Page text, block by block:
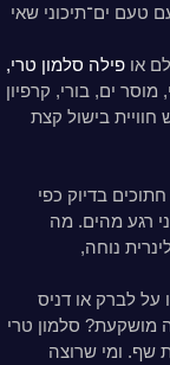
טעם ים־תיכוני שאי
או פילה סלמון טרי,
ים, בורי, קרפיון
בישול קצת
בדיוק כפי
רגע מהים. מה
נוחה,
על לברק או דניס
מושקעת? סלמון טרי
שף. ומי שרוצה